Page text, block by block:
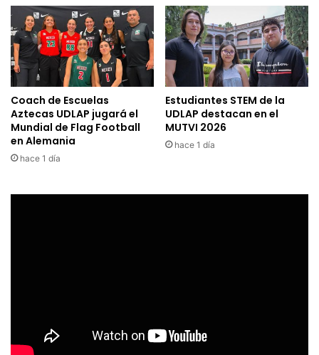
Coach de Escuelas
Aztecas UDLAP jugará el
Mundial de Flag Football
en Alemania
hace 1 día
Estudiantes STEM de la
UDLAP destacan en el
MUTVI 2026
hace 1 día